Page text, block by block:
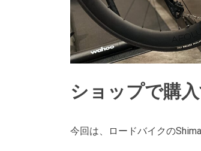
ショップで購
今回は、ロードバイクの